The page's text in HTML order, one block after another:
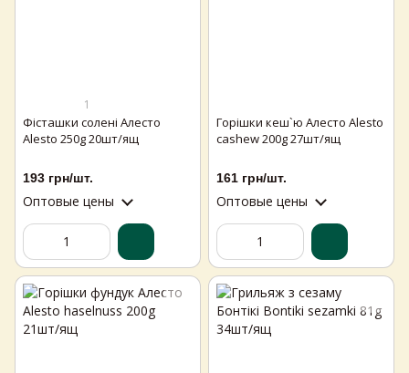
1
Фісташки солені Алесто
Alesto 250g 20шт/ящ
193 грн/шт.
Оптовые цены
Горішки кеш`ю Алесто Alesto
cashew 200g 27шт/ящ
161 грн/шт.
Оптовые цены